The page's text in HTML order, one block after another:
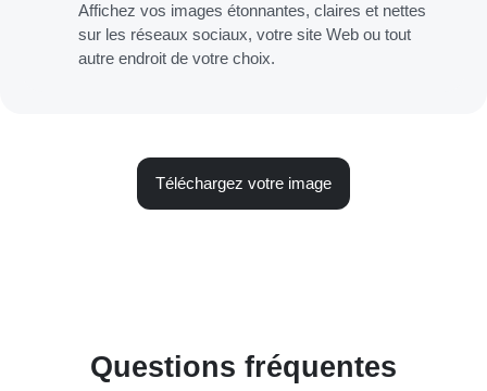
Affichez vos images étonnantes, claires et nettes
sur les réseaux sociaux, votre site Web ou tout
autre endroit de votre choix.
Téléchargez votre image
Questions fréquentes